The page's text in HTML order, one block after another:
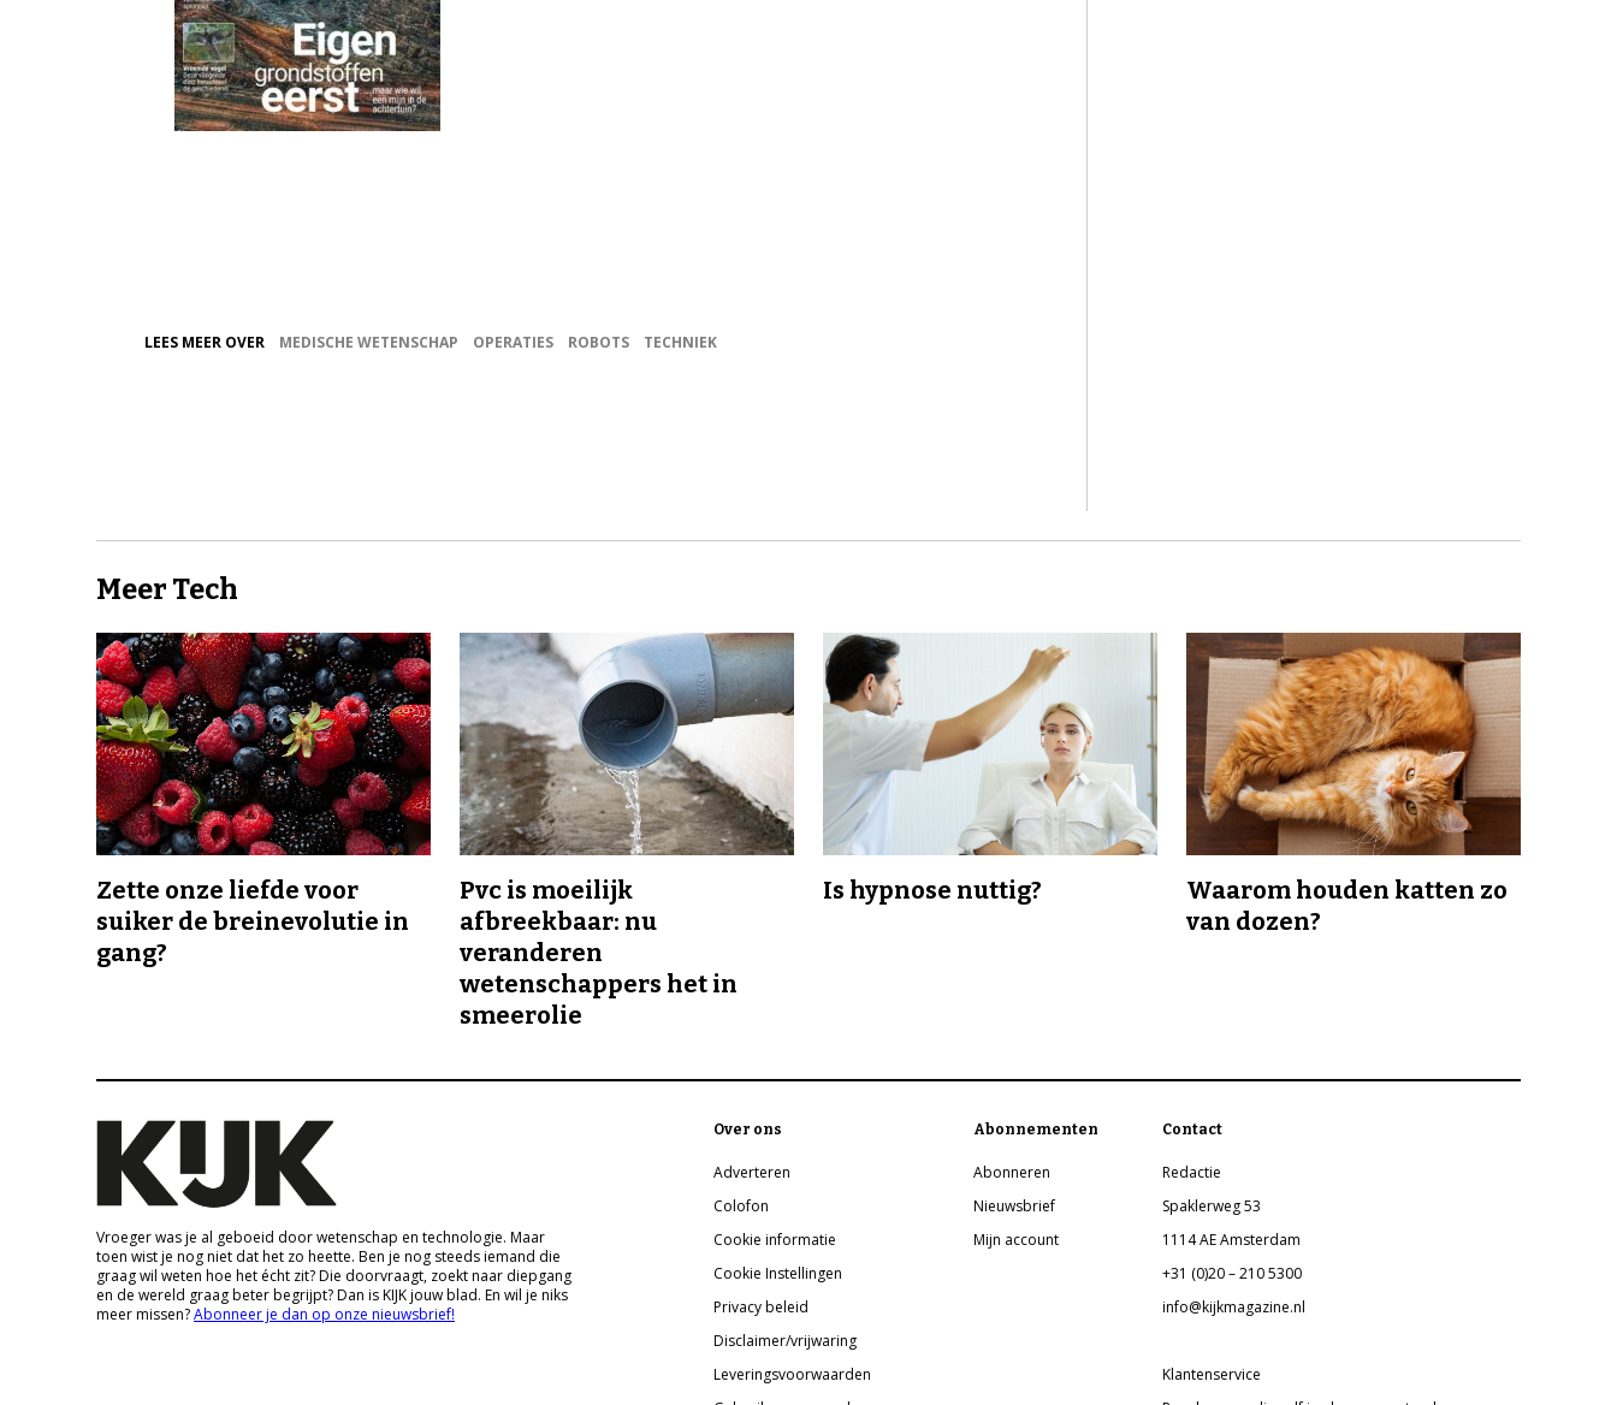
LEES MEER OVER MEDISCHE WETENSCHAP OPERATIES ROBOTS TECHNIEK
Meer Tech
Zette onze liefde voor
suiker de breinevolutie in
gang?
Pvc is moeilijk
afbreekbaar: nu
veranderen
wetenschappers het in
smeerolie
Is hypnose nuttig?
Waarom houden katten zo
van dozen?
Vroeger was je al geboeid door wetenschap en technologie. Maar
toen wist je nog niet dat het zo heette. Ben je nog steeds iemand die
graag wil weten hoe het écht zit? Die doorvraagt, zoekt naar diepgang
en de wereld graag beter begrijpt? Dan is KIJK jouw blad. En wil je niks
meer missen?Abonneer je dan op onze nieuwsbrief!
Over ons
Adverteren
Colofon
Cookie informatie
Cookie Instellingen
Privacy beleid
Disclaimer/vrijwaring
Leveringsvoorwaarden
Abonnementen
Abonneren
Nieuwsbrief
Mijn account
Contact
Redactie
Spaklerweg 53
1114 AE Amsterdam
+31 (0)20 – 210 5300
info@kijkmagazine.nl
Klantenservice